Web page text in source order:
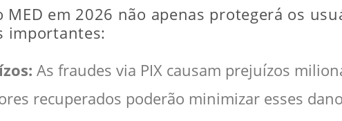
em 2026 não apenas protegerá os
importantes:
As fraudes via PIX causam prejuízos
recuperados poderão minimizar esses